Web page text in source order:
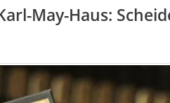
May-Haus: